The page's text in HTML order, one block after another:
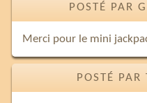
POSTÉ PAR
Merci pour le mini
POSTÉ